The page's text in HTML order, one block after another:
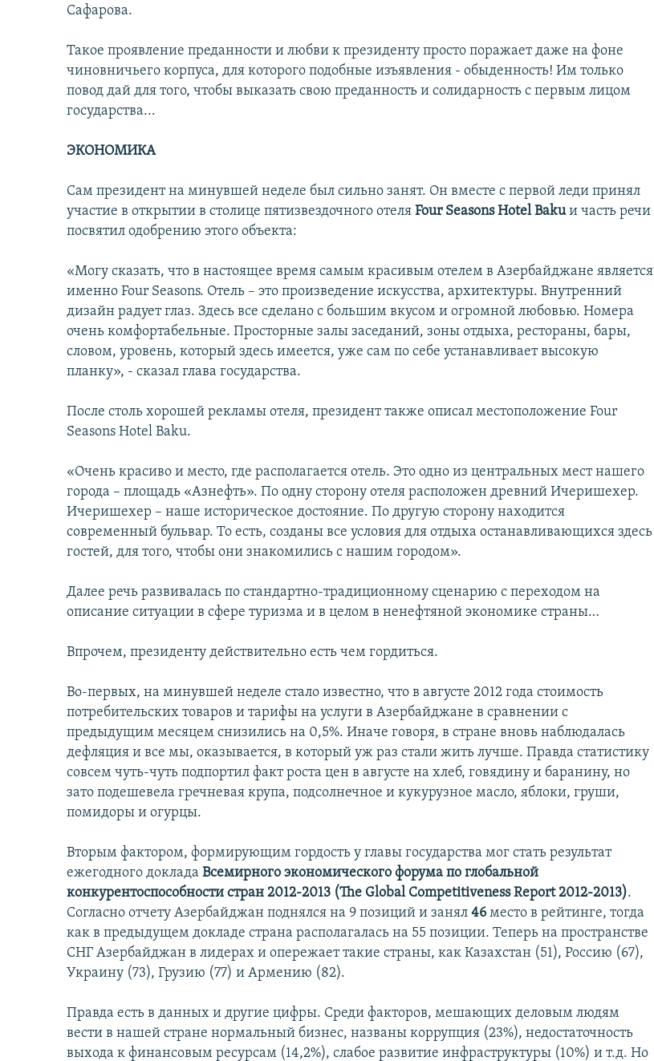
Сафарова.
Такое проявление преданности и любви к президенту просто поражает даже на фоне
чиновничьего корпуса, для которого подобные изъявления - обыденность! Им только
повод дай для того, чтобы выказать свою преданность и солидарность с первым лицом
государства...
ЭКОНОМИКА
Сам президент на минувшей неделе был сильно занят. Он вместе с первой леди принял
участие в открытии в столице пятизвездочного отеля Four Seasons Hotel Bakuи часть речи
посвятил одобрению этого объекта:
«Могу сказать, что в настоящее время самым красивым отелем в Азербайджане является
именно Four Seasons. Отель – это произведение искусства, архитектуры. Внутренний
дизайн радует глаз. Здесь все сделано с большим вкусом и огромной любовью. Номера
очень комфортабельные. Просторные залы заседаний, зоны отдыха, рестораны, бары,
словом, уровень, который здесь имеется, уже сам по себе устанавливает высокую
планку», - сказал глава государства.
После столь хорошей рекламы отеля, президент также описал местоположение Four
Seasons Hotel Baku.
«Очень красиво и место, где располагается отель. Это одно из центральных мест нашего
города – площадь «Азнефть». По одну сторону отеля расположен древний Ичеришехер.
Ичеришехер – наше историческое достояние. По другую сторону находится
современный бульвар. То есть, созданы все условия для отдыха останавливающихся здесь
гостей, для того, чтобы они знакомились с нашим городом».
Далее речь развивалась по стандартно-традиционному сценарию с переходом на
описание ситуации в сфере туризма и в целом в ненефтяной экономике страны…
Впрочем, президенту действительно есть чем гордиться.
Во-первых, на минувшей неделе стало известно, что в августе 2012 года стоимость
потребительских товаров и тарифы на услуги в Азербайджане в сравнении с
предыдущим месяцем снизились на 0,5%. Иначе говоря, в стране вновь наблюдалась
дефляция и все мы, оказывается, в который уж раз стали жить лучше. Правда статистику
совсем чуть-чуть подпортил факт роста цен в августе на хлеб, говядину и баранину, но
зато подешевела гречневая крупа, подсолнечное и кукурузное масло, яблоки, груши,
помидоры и огурцы.
Вторым фактором, формирующим гордость у главы государства мог стать результат
ежегодного доклада Всемирного экономического форума по глобальной
конкурентоспособности стран 2012-2013 (The Global Competitiveness Report 2012-2013).
Согласно отчету Азербайджан поднялся на 9 позиций и занял 46место в рейтинге, тогда
как в предыдущем докладе страна располагалась на 55 позиции. Теперь на пространстве
СНГ Азербайджан в лидерах и опережает такие страны, как Казахстан (51), Россию (67),
Украину (73), Грузию (77) и Армению (82).
Правда есть в данных и другие цифры. Среди факторов, мешающих деловым людям
вести в нашей стране нормальный бизнес, названы коррупция (23%), недостаточность
выхода к финансовым ресурсам (14,2%), слабое развитие инфраструктуры (10%) и т.д. Но